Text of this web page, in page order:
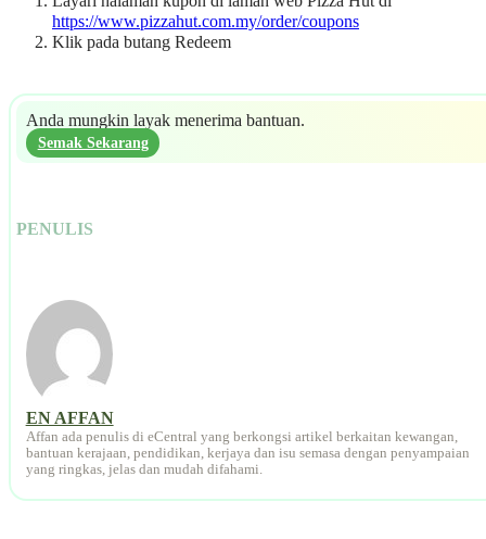
https://www.pizzahut.com.my/order/coupons
Klik pada butang Redeem
Anda mungkin layak menerima bantuan.
Semak Sekarang
PENULIS
EN AFFAN
Affan ada penulis di eCentral yang berkongsi artikel berkaitan kewangan,
bantuan kerajaan, pendidikan, kerjaya dan isu semasa dengan penyampaian
yang ringkas, jelas dan mudah difahami.